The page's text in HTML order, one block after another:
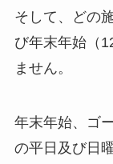
そして、どの
び年末年始（
ません。
年末年始、ゴ
の平日及び日